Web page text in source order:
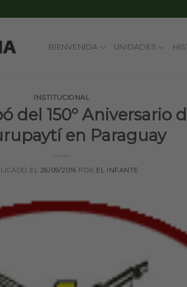
BIENVENIDA UNIDADES
INSTITUCIONAL
del 150° Aniversario
en Paraguay
EL 26/09/2016 POR EL INFANTE